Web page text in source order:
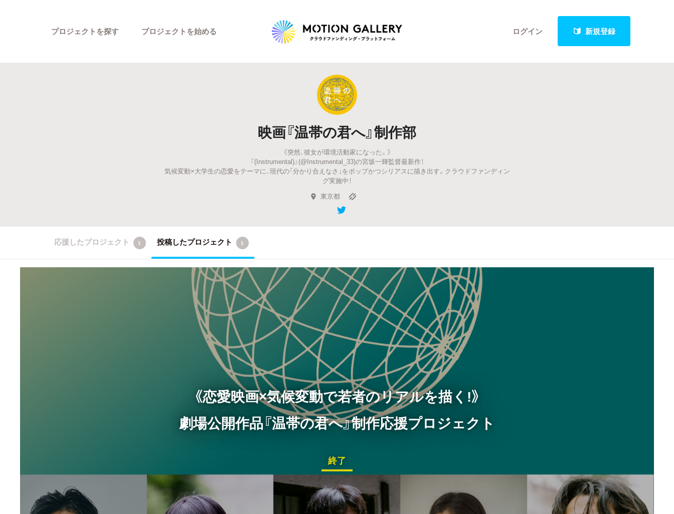
ログイン 新規登録
プロジェクトを探す
Highlight
新着プロジェクト
Feature
キュレーターから探す
Legendary
調達額が大きいプロジェクト
プロジェクトを始める
映画『温帯の君へ』制作部
《突然、彼女が環境活動家になった。》
『(Instrumental)』(@Instrumental_33)の宮坂一輝監督最新作！
気候変動×大学生の恋愛をテーマに、現代の「分かり合えなさ」をポップかつシリアスに描き出す。クラウドファンディン
グ実施中！
東京都
応援したプロジェクト 1 投稿したプロジェクト 1
《恋愛映画×気候変動で若者のリアルを描く!》
劇場公開作品『温帯の君へ』制作応援プロジェクト
終了